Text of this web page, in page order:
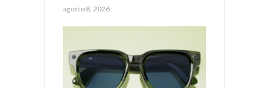
agosto 8, 2026